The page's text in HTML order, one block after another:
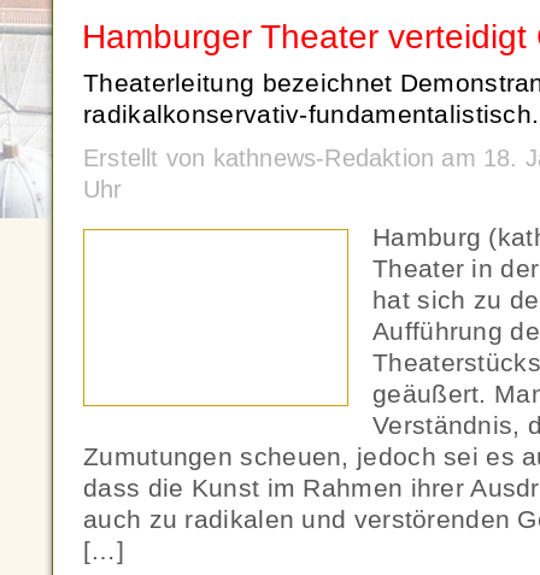
Hamburger Theater
Theaterleitung bezeichnet
radikalkonservativ-fundamentalistisch.
Erstellt von kathnews-Redaktion am 18.
Uhr
Hamburg
Theater in
hat sich zu
Aufführung
geäußert.
Verständnis,
Zumutungen scheuen, jedoch sei es
dass die Kunst im Rahmen ihrer
auch zu radikalen und verstörenden
[…]